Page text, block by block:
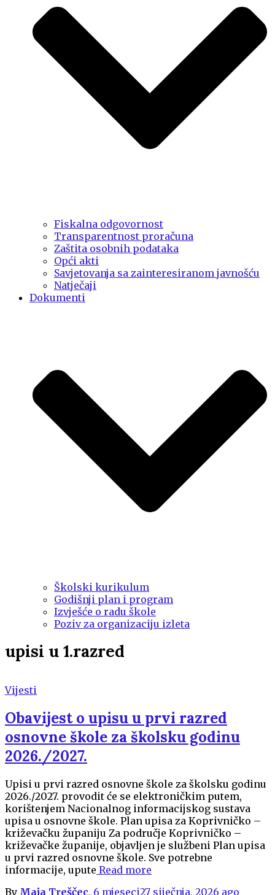
Fiskalna odgovornost
Transparentnost proračuna
Zaštita osobnih podataka
Opći akti
Savjetovanja sa zainteresiranom javnošću
Natječaji
Dokumenti
Školski kurikulum
Godišnji plan i program
Izvješće o radu škole
Poziv za organizaciju izleta
upisi u 1.razred
Vijesti
Obavijest o upisu u prvi razred
osnovne škole za školsku godinu
2026./2027.
Upisi u prvi razred osnovne škole za školsku godinu
2026./2027. provodit će se elektroničkim putem,
korištenjem Nacionalnog informacijskog sustava
upisa u osnovne škole. Plan upisa za Koprivničko –
križevačku županiju Za područje Koprivničko –
križevačke županije, objavljen je službeni Plan upisa
u prvi razred osnovne škole. Sve potrebne
informacije, upute Read more
By Maja Treščec, 6 mjeseci27 siječnja, 2026 ago